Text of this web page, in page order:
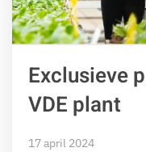
Exclusieve
VDE plant
17 april 2024